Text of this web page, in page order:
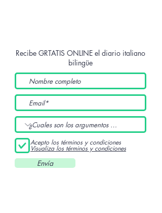
Recibe GRTATIS ONLINE el diario italiano
bilingüe
Acepto los términos y condiciones
Visualiza los términos y condiciones
Envía